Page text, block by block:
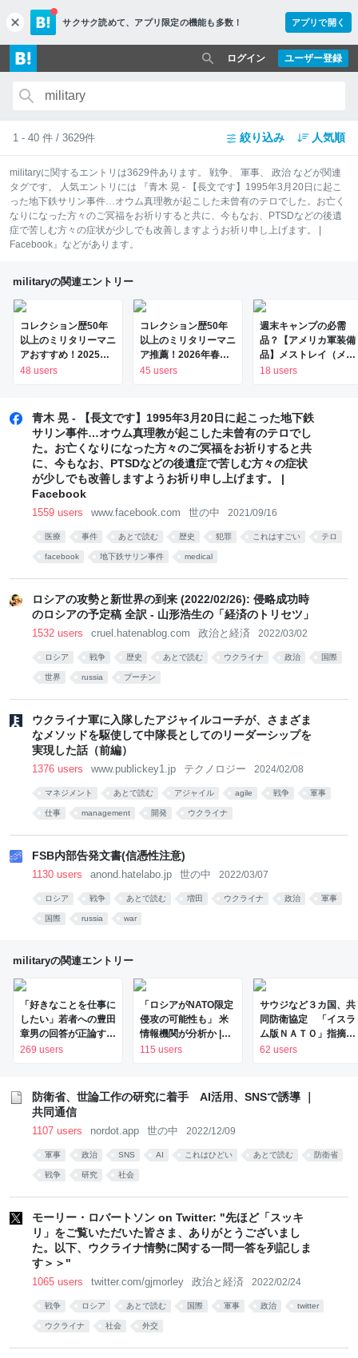
c
l
o
s
e
サクサク読めて、 アプリ限定の機能も多数！ アプリで開く
ユーザー登録
ログイン
1 - 40 件 / 3629件 絞り込み 人気順
militaryに関するエントリは3629件あります。 戦争、 軍事、 政治 などが関連
タグです。 人気エントリには
『青木 晃 - 【長文です】1995年3月20日に起こ
った地下鉄サリン事件…オウム真理教が起こした未曾有のテロでした。お亡く
なりになった方々のご冥福をお祈りすると共に、今もなお、PTSDなどの後遺
症で苦しむ方々の症状が少しでも改善しますようお祈り申し上げます。 |
Facebook』 などがあります。
militaryの関連エントリー
コレクション歴50年
以上のミリタリーマニ
アおすすめ！2025年
の冬に使える軍物パー
WORLD MILITARY
PARKA - いつだって
ミリタリアン！
48 users
コレクション歴50年
以上のミリタリーマニ
ア推薦！2026年春に
おすすめ軍物ジャケッ
World ミリタリー
WORLD MILITARY
SINGLE COLOR
JACKETS - いつだっ
てミリタリアン！
45 users
週末キャンプの必需
品？【アメリカ軍装備
品】メストレイ（メス
プレート・合成樹脂タ
リー US MILITARY
MESS
TRAYS（POLYMER
TYPE）1940-2000 -
いつだってミリタリア
ン！
18 users
青木 晃 - 【長文です】1995年3月20日に起こった地下鉄
サリン事件…オウム真理教が起こした未曾有のテロでし
た。お亡くなりになった方々のご冥福をお祈りすると共
に、今もなお、PTSDなどの後遺症で苦しむ方々の症状
が少しでも改善しますようお祈り申し上げます。 |
Facebook
1559 users www.facebook.com 世の中 2021/09/16
医療 事件 あとで読む 歴史 犯罪 これはすごい テロ
facebook 地下鉄サリン事件 medical
ロシアの攻勢と新世界の到来 (2022/02/26): 侵略成功時
のロシアの予定稿 全訳 - 山形浩生の「経済のトリセツ」
1532 users cruel.hatenablog.com 政治と経済 2022/03/02
ロシア 戦争 歴史 あとで読む ウクライナ 政治 国際
世界 russia プーチン
ウクライナ軍に入隊したアジャイルコーチが、さまざま
なメソッドを駆使して中隊長としてのリーダーシップを
実現した話（前編）
1376 users www.publickey1.jp テクノロジー 2024/02/08
マネジメント あとで読む アジャイル agile 戦争 軍事
仕事 management 開発 ウクライナ
FSB内部告発文書(信憑性注意)
1130 users anond.hatelabo.jp 世の中 2022/03/07
ロシア 戦争 あとで読む 増田 ウクライナ 政治 軍事
国際 russia war
militaryの関連エントリー
「好きなことを仕事に
したい」若者への豊田
章男の回答が正論すぎ
て、ぐうの音も出なか
269 users
「ロシアがNATO限定
侵攻の可能性も」 米
情報機関が分析か |
NHKニュース
115 users
サウジなど３カ国、共
同防衛協定 「イスラ
ム版ＮＡＴＯ」指摘
も：時事ドットコム
62 users
防衛省、世論工作の研究に着手 AI活用、SNSで誘導 ｜
共同通信
1107 users nordot.app 世の中 2022/12/09
軍事 政治 SNS AI これはひどい あとで読む 防衛省
戦争 研究 社会
モーリー・ロバートソン on Twitter: "先ほど「スッキ
リ」をご覧いただいた皆さま、ありがとうございまし
た。以下、ウクライナ情勢に関する一問一答を列記しま
す＞＞"
1065 users twitter.com/gjmorley 政治と経済 2022/02/24
戦争 ロシア あとで読む 国際 軍事 政治 twitter
ウクライナ 社会 外交